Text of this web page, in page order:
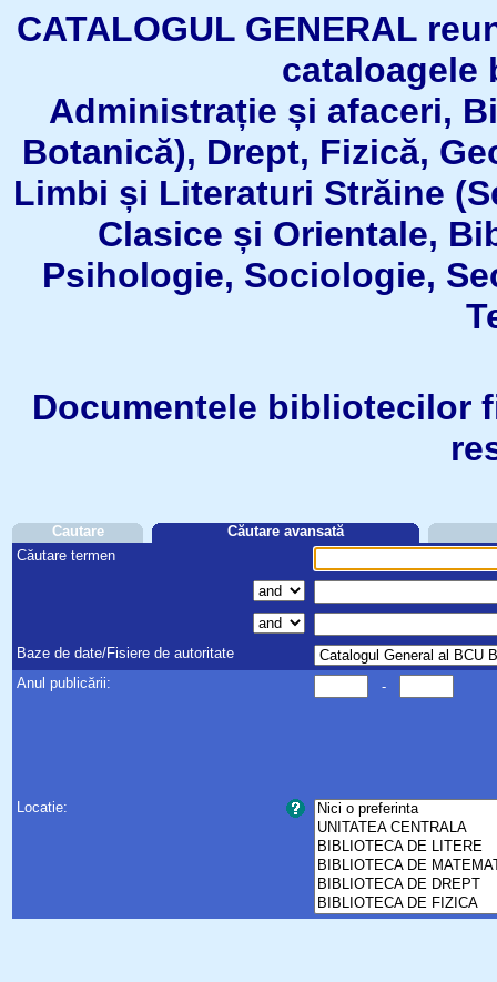
CATALOGUL GENERAL
Administrație și afaceri,
Botanică), Drept, Fizică,
Limbi și Literaturi Străine
Clasice și Orientale,
Psihologie, Sociologie,
Documentele bibliotecilor
Cautare
Căutare avansată
Căutare termen
Baze de date/Fisiere de autoritate
Anul publicării:
-
Locatie: